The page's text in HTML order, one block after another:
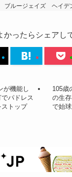
ブルージェイズ ヘイデ
かったらシェアし
が機能し
パドレス
トップ
105歳
の生
で始